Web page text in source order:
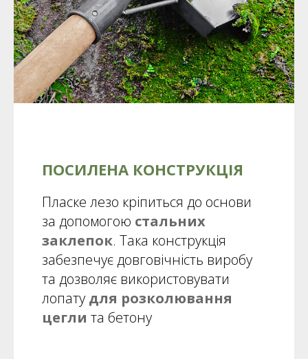
ПОСИЛЕНА КОНСТРУКЦІЯ
Пласке лезо кріпиться до основи
за допомогою стальних
заклепок. Така конструкція
забезпечує довговічність виробу
та дозволяє використовувати
лопату для розколювання
цегли та бетону